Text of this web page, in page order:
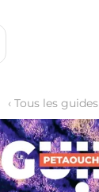
‹ Tous les guides